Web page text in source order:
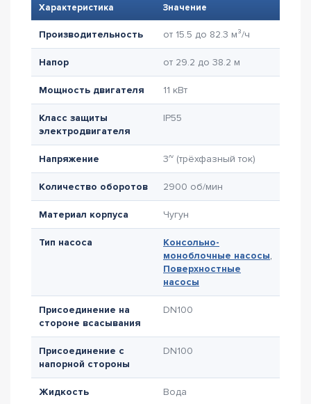
Характеристика Значение
Производительность от 15.5 до 82.3 м³/ч
Напор от 29.2 до 38.2 м
Мощность двигателя 11 кВт
Класс защиты
электродвигателя
IP55
Напряжение 3~ (трёхфазный ток)
Количество оборотов 2900 об/мин
Материал корпуса Чугун
Тип насоса
Консольно-
моноблочные насосы,
Поверхностные
насосы
Присоединение на
стороне всасывания
DN100
Присоединение с
напорной стороны
DN100
Жидкость Вода